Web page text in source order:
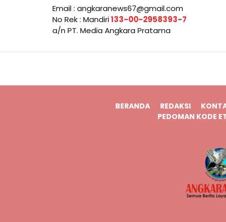
Email : angkaranews67@gmail.com
No Rek : Mandiri133-00-2958393-7
a/n PT. Media Angkara Pratama
BERANDA REDAKSI
PEDOMAN KODE